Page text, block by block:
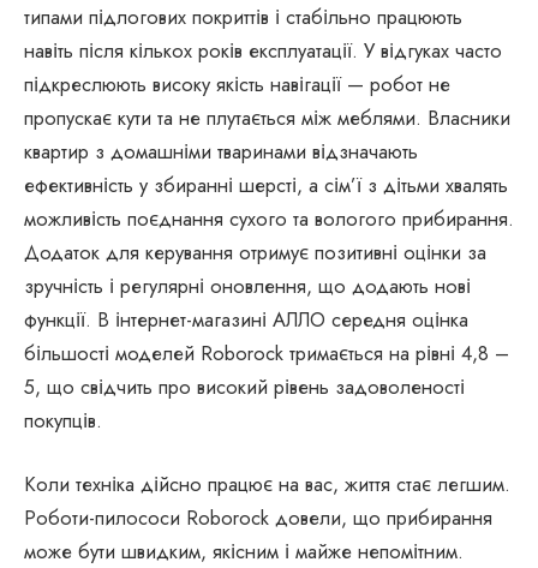
типами підлогових покриттів і стабільно працюють
навіть після кількох років експлуатації. У відгуках часто
підкреслюють високу якість навігації — робот не
пропускає кути та не плутається між меблями. Власники
квартир з домашніми тваринами відзначають
ефективність у збиранні шерсті, а сім’ї з дітьми хвалять
можливість поєднання сухого та вологого прибирання.
Додаток для керування отримує позитивні оцінки за
зручність і регулярні оновлення, що додають нові
функції. В інтернет-магазині АЛЛО середня оцінка
більшості моделей Roborock тримається на рівні 4,8 –
5, що свідчить про високий рівень задоволеності
покупців.
Коли техніка дійсно працює на вас, життя стає легшим.
Роботи-пилососи Roborock довели, що прибирання
може бути швидким, якісним і майже непомітним.